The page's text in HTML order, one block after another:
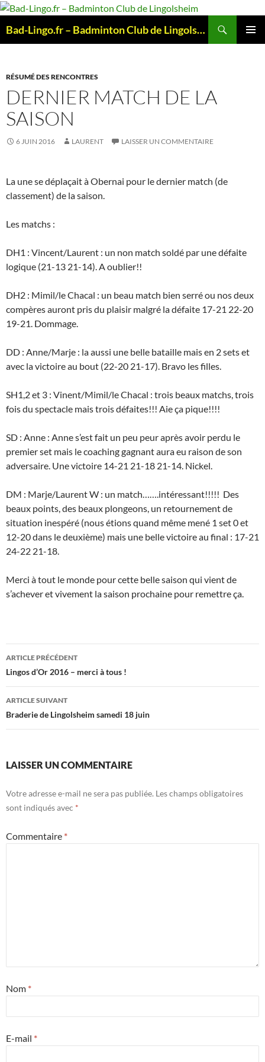
Aller
contenu
Bad-Lingo.fr – Badminton Club de Lingolsheim
RÉSUMÉ DES RENCONTRES
DERNIER MATCH DE LA
SAISON
6 JUIN 2016 LAURENT LAISSER UN COMMENTAIRE
La une se déplaçait à Obernai pour le dernier match (de
classement) de la saison.
Les matchs :
DH1 : Vincent/Laurent : un non match soldé par une défaite
logique (21-13 21-14). A oublier!!
DH2 : Mimil/le Chacal : un beau match bien serré ou nos deux
compères auront pris du plaisir malgré la défaite 17-21 22-20
19-21. Dommage.
DD : Anne/Marje : la aussi une belle bataille mais en 2 sets et
avec la victoire au bout (22-20 21-17). Bravo les filles.
SH1,2 et 3 : Vinent/Mimil/le Chacal : trois beaux matchs, trois
fois du spectacle mais trois défaites!!! Aie ça pique!!!!
SD : Anne : Anne s’est fait un peu peur après avoir perdu le
premier set mais le coaching gagnant aura eu raison de son
adversaire. Une victoire 14-21 21-18 21-14. Nickel.
DM : Marje/Laurent W : un match…….intéressant!!!!! Des
beaux points, des beaux plongeons, un retournement de
situation inespéré (nous étions quand même mené 1 set 0 et
12-20 dans le deuxième) mais une belle victoire au final : 17-21
24-22 21-18.
Merci à tout le monde pour cette belle saison qui vient de
s’achever et vivement la saison prochaine pour remettre ça.
Navigation
des
articles
ARTICLE PRÉCÉDENT
Lingos d’Or 2016 – merci à tous !
ARTICLE SUIVANT
Braderie de Lingolsheim samedi 18 juin
LAISSER UN COMMENTAIRE
Votre adresse e-mail ne sera pas publiée. Les champs obligatoires
sont indiqués avec *
Commentaire *
Nom *
E-mail *